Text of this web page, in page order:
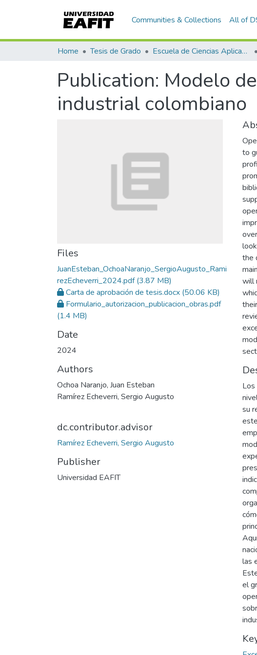
Communities & Collections All of
Home Tesis de Grado Escuela de Ciencias Aplicadas e Ingeniería
Publication: Modelo
industrial colombiano
Files
JuanEsteban_OchoaNaranjo_SergioAugusto_Rami
rezEcheverri_2024.pdf(3.87 MB)
Carta de aprobación de tesis.docx (50.06 KB)
Formulario_autorizacion_publicacion_obras.pdf
(1.4 MB)
Date
2024
Authors
Ochoa Naranjo, Juan Esteban
Ramírez Echeverri, Sergio Augusto
dc.contributor.advisor
Ramírez Echeverri, Sergio Augusto
Publisher
Universidad EAFIT
to
the
will
Los
su
las
el